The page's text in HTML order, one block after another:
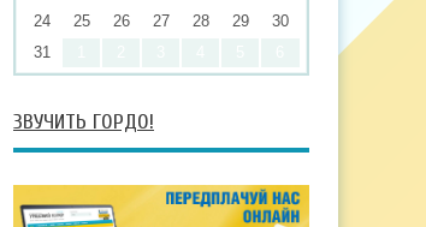
24
25 26 27 28 29
30
31
ЗВУЧИТЬ ГОРДО!